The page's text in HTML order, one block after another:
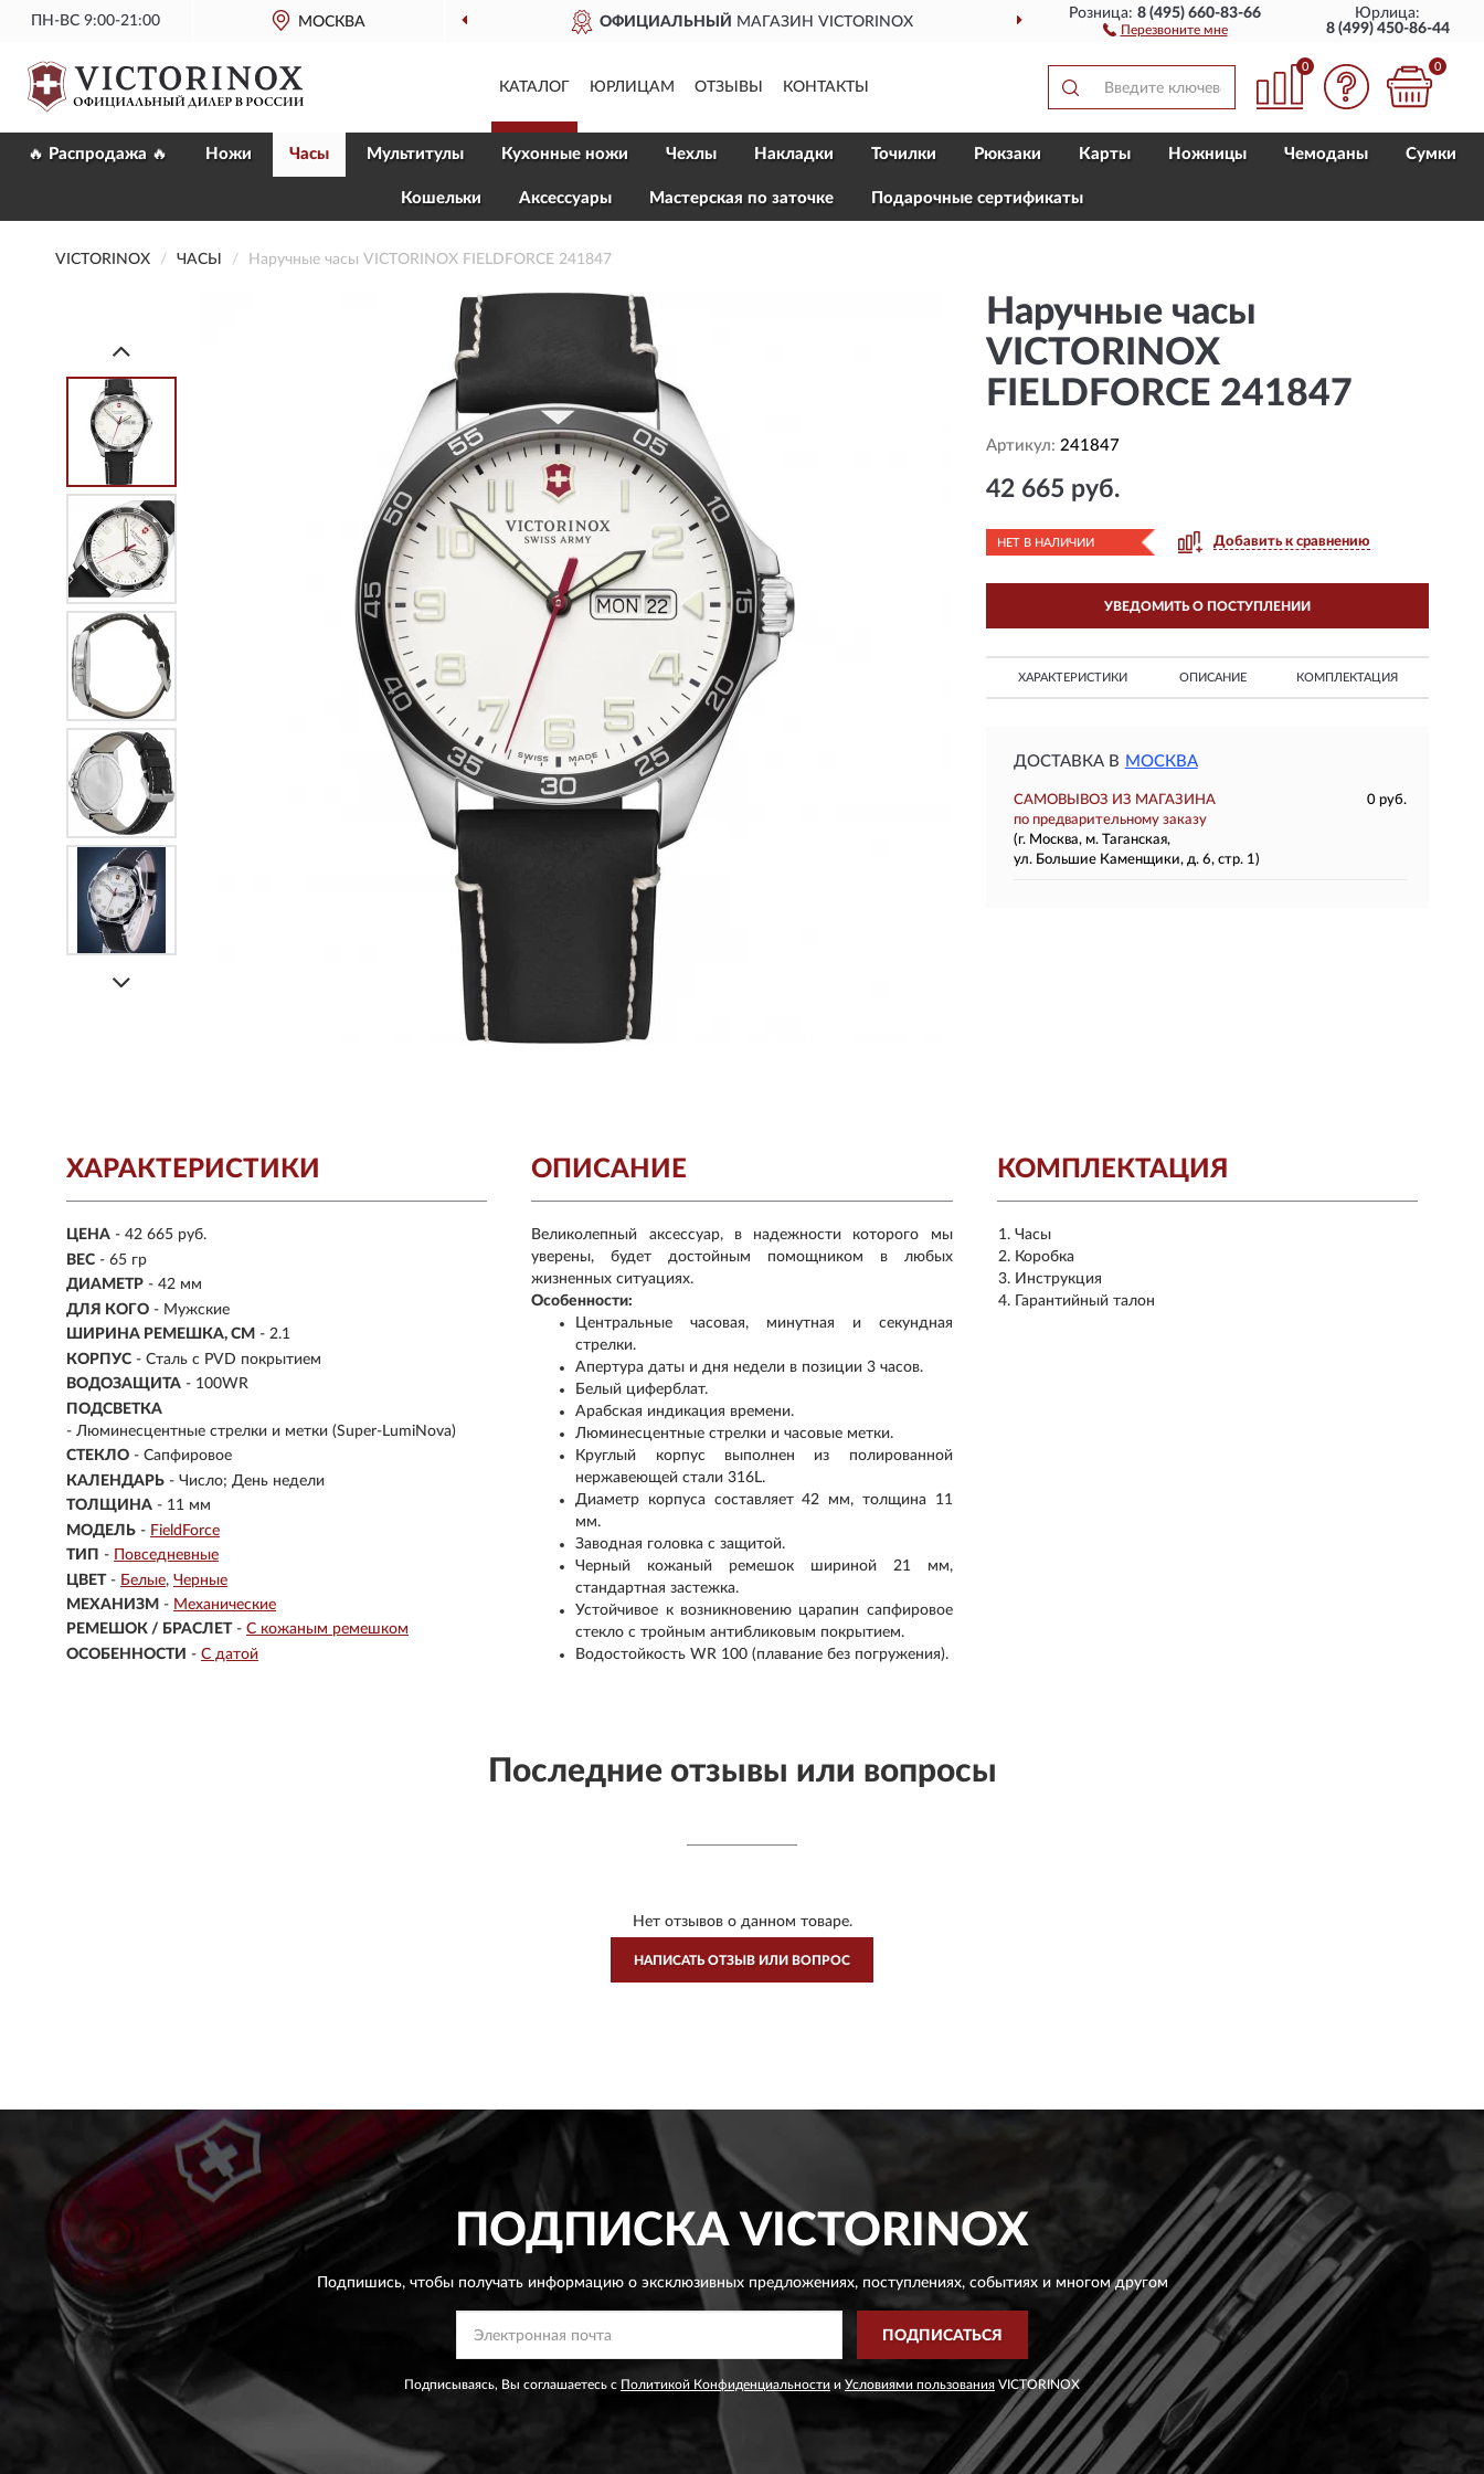
ПН-ВС 9:00-21:00 МОСКВА ОФИЦИАЛЬНЫЙ МАГАЗИН VICTORINOX ДОСТАВИМ ПО ВСЕЙ РОССИИ
Розница:8 (495) 660-83-66
Перезвоните мне
Юрлица:
8 (499) 450-86-44
КАТАЛОГ ЮРЛИЦАМ ОТЗЫВЫ КОНТАКТЫ
0 0
🔥 Распродажа 🔥 Ножи Часы Мультитулы Кухонные ножи Чехлы Накладки Точилки Рюкзаки Карты Ножницы Чемоданы Сумки
Кошельки Aксессуары Мастерская по заточке Подарочные сертификаты
VICTORINOX ЧАСЫ Наручные часы VICTORINOX FIELDFORCE 241847
Наручные часы
VICTORINOX
FIELDFORCE 241847
Артикул: 241847
42 665 руб.
НЕТ В НАЛИЧИИ Добавить к сравнению
УВЕДОМИТЬ О ПОСТУПЛЕНИИ
ХАРАКТЕРИСТИКИ ОПИСАНИЕ КОМПЛЕКТАЦИЯ
ДОСТАВКА В МОСКВА
САМОВЫВОЗ ИЗ МАГАЗИНА
0 руб.
по предварительному заказу
(г. Москва, м. Таганская,
ул. Большие Каменщики, д. 6, стр. 1)
ХАРАКТЕРИСТИКИ
ЦЕНА - 42 665 руб.
ВЕС - 65 гр
ДИАМЕТР - 42 мм
ДЛЯ КОГО - Мужские
ШИРИНА РЕМЕШКА, СМ - 2.1
КОРПУС - Сталь с PVD покрытием
ВОДОЗАЩИТА - 100WR
ПОДСВЕТКА
- Люминесцентные стрелки и метки (Super-LumiNova)
СТЕКЛО - Сапфировое
КАЛЕНДАРЬ - Число; День недели
ТОЛЩИНА - 11 мм
МОДЕЛЬ - FieldForce
ТИП - Повседневные
ЦВЕТ - Белые Черные
МЕХАНИЗМ - Механические
РЕМЕШОК / БРАСЛЕТ - С кожаным ремешком
ОСОБЕННОСТИ - С датой
КОМПЛЕКТАЦИЯ
Часы
Коробка
Инструкция
Гарантийный талон
ОПИСАНИЕ
Великолепный аксессуар, в надежности которого мы
уверены, будет достойным помощником в любых
жизненных ситуациях.
Особенности:
Центральные часовая, минутная и секундная
стрелки.
Апертура даты и дня недели в позиции 3 часов.
Белый циферблат.
Арабская индикация времени.
Люминесцентные стрелки и часовые метки.
Круглый корпус выполнен из полированной
нержавеющей стали 316L.
Диаметр корпуса составляет 42 мм, толщина 11
мм.
Заводная головка с защитой.
Черный кожаный ремешок шириной 21 мм,
стандартная застежка.
Устойчивое к возникновению царапин сапфировое
стекло с тройным антибликовым покрытием.
Водостойкость WR 100 (плавание без погружения).
Последние отзывы или вопросы
Нет отзывов о данном товаре.
НАПИСАТЬ ОТЗЫВ ИЛИ ВОПРОС
ПОДПИСКАVICTORINOX
Подпишись, чтобы получать информацию о эксклюзивных предложениях,поступлениях, событиях и многом другом
ПОДПИСАТЬСЯ
Подписываясь, Вы соглашаетесь с Политикой Конфиденциальности и Условиями пользования VICTORINOX